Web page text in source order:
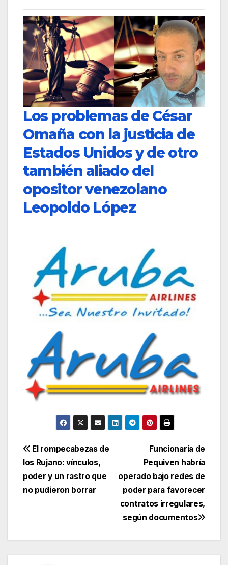
Los problemas de César
Omaña con la justicia de
Estados Unidos y de otro
también aliado del
opositor venezolano
Leopoldo López
Navegación
de
entradas
Funcionaria de
Pequiven habría
operado bajo redes de
poder para favorecer
contratos irregulares,
según documentos
El rompecabezas de
los Rujano: vínculos,
poder y un rastro que
no pudieron borrar